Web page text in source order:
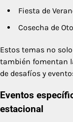
Fiesta de
Cosecha de
Estos temas no
también fomentan
de desafíos y
Eventos
estacional